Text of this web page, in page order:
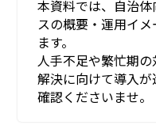
本資料では、自治
スの概要・運用イ
ます。
人手不足や繁忙期
解決に向けて導入
確認くださいませ。